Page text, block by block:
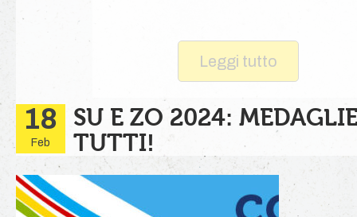
Leggi tutto
18
Feb
SU E ZO 2024:
TUTTI!